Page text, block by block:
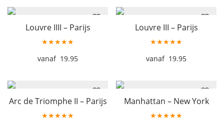
Louvre IIII – Parijs
★★★★★
19.95
Louvre III – Parijs
★★★★★
19.95
Arc de Triomphe II – Parijs
★★★★★
Manhattan – New York
★★★★★